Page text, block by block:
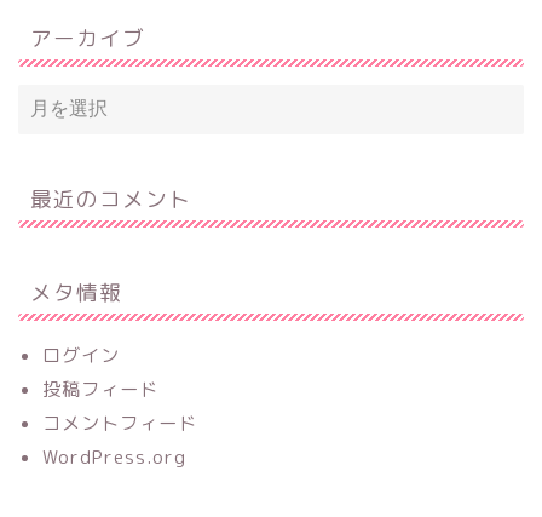
アーカイブ
最近のコメント
メタ情報
ログイン
投稿フィード
コメントフィード
WordPress.org